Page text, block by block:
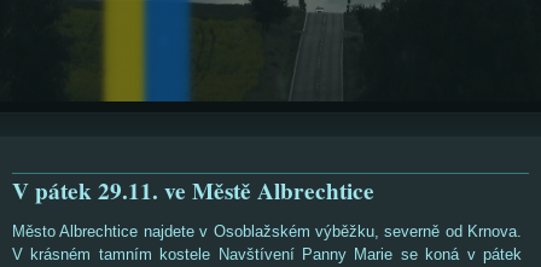
V pátek 29.11. ve Městě Albrechtice
Město Albrechtice najdete v Osoblažském výběžku, severně od Krnova.
V krásném tamním kostele Navštívení Panny Marie se koná v pátek